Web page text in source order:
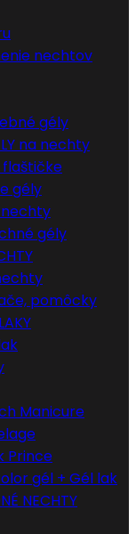
nechtov
gély
na nechty
flaštičke
gély
gély
pomôcky
Manicure
Prince
gél + Gél lak
NECHTY